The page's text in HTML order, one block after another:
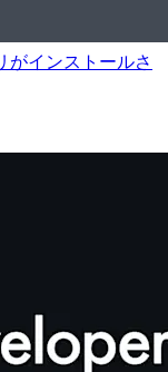
がインストールさ